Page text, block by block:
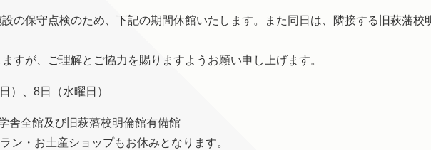
の保守点検のため、下記の期間休館いたします。また同日は、隣接する旧萩藩校
すが、ご理解とご協力を賜りますようお願い申し上げます。
、8日（水曜日）
全館及び旧萩藩校明倫館有備館
産ショップもお休みとなります。